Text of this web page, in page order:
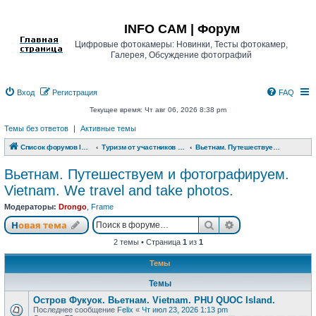
INFO CAM | Форум
Цифровые фотокамеры: Новинки, Тесты фотокамер,
Галерея, Обсуждение фотографий
Вход Регистрация FAQ
Текущее время: Чт авг 06, 2026 8:38 pm
Темы без ответов | Активные темы
Список форумов INFO CAM | Форум
Вьетнам. Путешествуем и фотографируем.
Vietnam. We travel and take photos.
Модераторы: Drongo Frame
Новая тема
Новая тема ПоискРасширенный
2 темы • Страница 1 из 1
Темы
Темы
Остров Фукуок. Вьетнам. Vietnam. PHU QUOC Island.
Последнее сообщение Felix « Чт июл 23, 2026 1:13 pm